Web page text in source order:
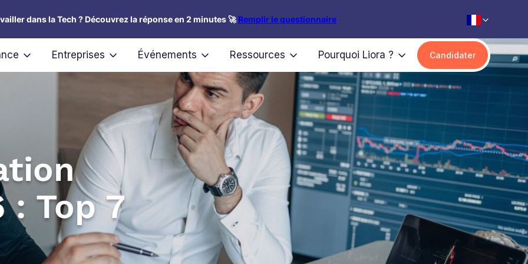
dans la Tech ? Découvrez la réponse en 2 minutes 🚀Remplir le questionnaire
Entreprises Événements Ressources Pourquoi Liora ? Candidater
: Top 7